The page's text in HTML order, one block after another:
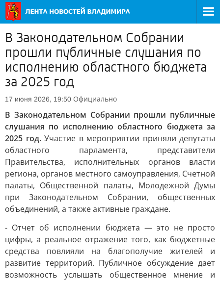
В Законодательном Собрании
прошли публичные слушания по
исполнению областного бюджета
за 2025 год
17 июня 2026, 19:50 Официально
В Законодательном Собрании прошли публичные
слушания по исполнению областного бюджета за
2025 год. Участие в мероприятии приняли депутаты
областного парламента, представители
Правительства, исполнительных органов власти
региона, органов местного самоуправления, Счетной
палаты, Общественной палаты, Молодежной Думы
при Законодательном Собрании, общественных
объединений, а также активные граждане.
- Отчет об исполнении бюджета — это не просто
цифры, а реальное отражение того, как бюджетные
средства повлияли на благополучие жителей и
развитие территорий. Публичное обсуждение дает
возможность услышать общественное мнение и